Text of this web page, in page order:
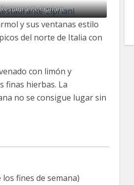
Restaurante Cipriani
y sus ventanas estilo
del norte de Italia con
con limón y
finas hierbas. La
no se consigue lugar sin
fines de semana)